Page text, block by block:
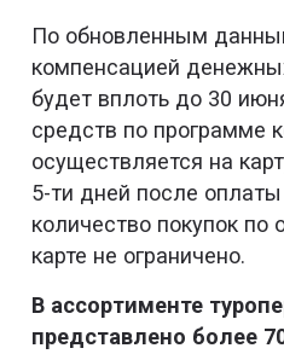
По обновленным
компенсацией
будет вплоть до 30
средств по программе
осуществляется на
5-ти дней после
количество покупок по
карте не ограничено.
В ассортименте
представлено более